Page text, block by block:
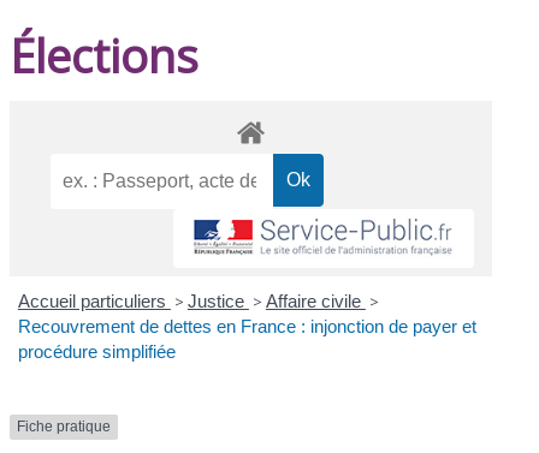
Élections
Accueil particuliers > Justice > Affaire civile >
Recouvrement de dettes en France : injonction de payer et
procédure simplifiée
Fiche pratique